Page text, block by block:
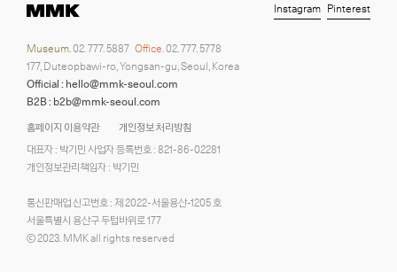
홈페이지 이용약관
개인정보 처리방침
대표자 : 박기민 사업자 등록번호 : 821-86-02281
개인정보관리책임자 : 박기민
통신판매업 신고번호 : 제 2022-서울용산-1205 호
서울특별시 용산구 두텁바위로 177
ⓒ 2023. MMK all rights reserved
Museum. 02. 777. 5887 Office. 02. 777. 5778
177, Duteopbawi-ro, Yongsan-gu, Seoul, Korea
Official : hello@mmk-seoul.com
B2B : b2b@mmk-seoul.com
Instagram Pinterest